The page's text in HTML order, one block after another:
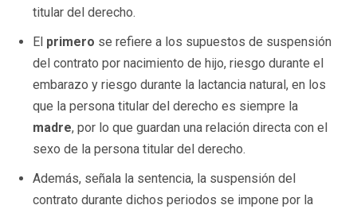
titular del derecho.
El primero se refiere a los supuestos de suspensión
del contrato por nacimiento de hijo, riesgo durante el
embarazo y riesgo durante la lactancia natural, en los
que la persona titular del derecho es siempre la
madre, por lo que guardan una relación directa con el
sexo de la persona titular del derecho.
Además, señala la sentencia, la suspensión del
contrato durante dichos periodos se impone por la